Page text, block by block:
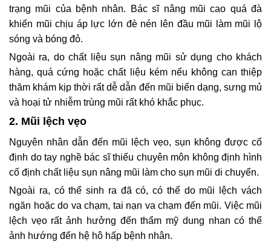
trạng mũi của bệnh nhân. Bác sĩ nâng mũi cao quá đà
khiến mũi chịu áp lực lớn đè nén lên đầu mũi làm mũi lộ
sóng và bóng đỏ.
Ngoài ra, do chất liệu sụn nâng mũi sử dụng cho khách
hàng, quá cứng hoặc chất liệu kém nếu không can thiệp
thăm khám kịp thời rất dễ dẫn đến mũi biến dạng, sưng mủ
và hoại tử nhiễm trùng mũi rất khó khắc phục.
2. Mũi lệch vẹo
Nguyên nhân dẫn đến mũi lệch vẹo, sụn không được cố
định do tay nghề bác sĩ thiếu chuyên môn không định hình
cố định chất liệu sụn nâng mũi làm cho sụn mũi di chuyển.
Ngoài ra, có thể sinh ra đã có, có thể do mũi lệch vách
ngăn hoặc do va chạm, tai nạn va chạm đến mũi. Việc mũi
lệch vẹo rất ảnh hưởng đến thẩm mỹ dung nhan có thể
ảnh hướng đến hệ hô hấp bệnh nhân.